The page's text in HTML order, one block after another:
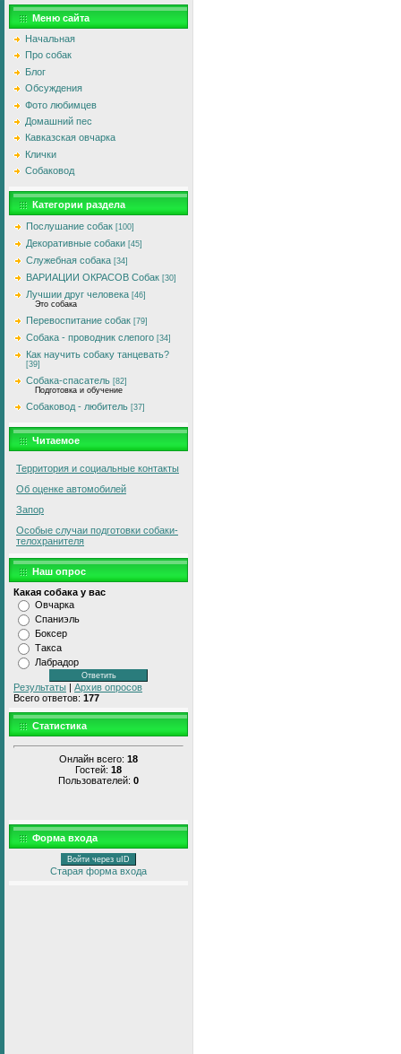
Меню сайта
Начальная
Про собак
Блог
Обсуждения
Фото любимцев
Домашний пес
Кавказская овчарка
Клички
Собаковод
Категории раздела
Послушание собак [100]
Декоративные собаки [45]
Служебная собака [34]
ВАРИАЦИИ ОКРАСОВ Собак [30]
Лучшии друг человека [46]
Это собака
Перевоспитание собак [79]
Собака - проводник слепого [34]
Как научить собаку танцевать?
[39]
Собака-спасатель [82]
Подготовка и обучение
Собаковод - любитель [37]
Читаемое
Территория и социальные контакты
Об оценке автомобилей
Запор
Особые случаи подготовки собаки-
телохранителя
Наш опрос
Какая собака у вас
Овчарка
Спаниэль
Боксер
Такса
Лабрадор
Результаты | Архив опросов
Всего ответов: 177
Статистика
Онлайн всего: 18
Гостей: 18
Пользователей: 0
Форма входа
Войти через uID
Старая форма входа